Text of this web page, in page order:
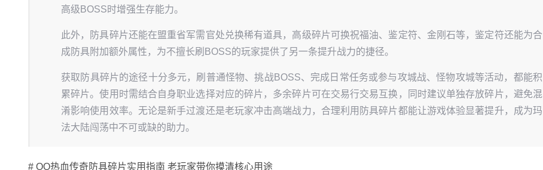
高级BOSS时增强生存能力。
此外，防具碎片还能在盟重省军需官处兑换稀有道具，高级碎片可换祝福油、鉴定符、金刚石等，鉴定符还能为合
成防具附加额外属性，为不擅长刷BOSS的玩家提供了另一条提升战力的捷径。
获取防具碎片的途径十分多元，刷普通怪物、挑战BOSS、完成日常任务或参与攻城战、怪物攻城等活动，都能积
累碎片。使用时需结合自身职业选择对应的碎片，多余碎片可在交易行交易互换，同时建议单独存放碎片，避免混
淆影响使用效率。无论是新手过渡还是老玩家冲击高端战力，合理利用防具碎片都能让游戏体验显著提升，成为玛
法大陆闯荡中不可或缺的助力。
# QQ热血传奇防具碎片实用指南 老玩家带你摸清核心用途